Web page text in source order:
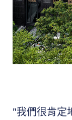
"我們很肯定